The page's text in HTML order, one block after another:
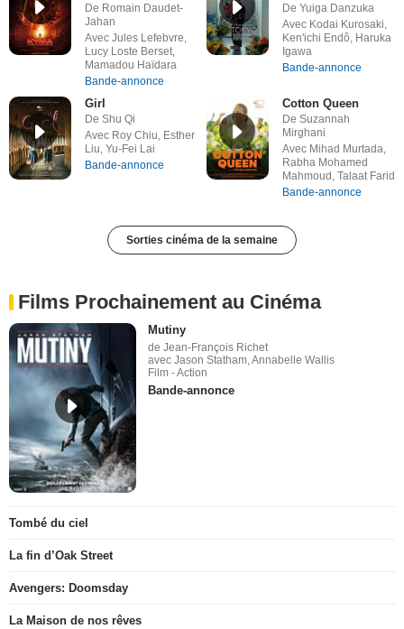
De Romain Daudet-
Jahan
Avec Jules Lefebvre,
Lucy Loste Berset,
Mamadou Haïdara
Bande-annonce
De Yuiga Danzuka
Avec Kodai Kurosaki,
Ken'ichi Endô, Haruka
Igawa
Bande-annonce
Girl
De Shu Qi
Avec Roy Chiu, Esther
Liu, Yu-Fei Lai
Bande-annonce
Cotton Queen
De Suzannah
Mirghani
Avec Mihad Murtada,
Rabha Mohamed
Mahmoud, Talaat Farid
Bande-annonce
Sorties cinéma de la semaine
Films Prochainement au Cinéma
Mutiny
de Jean-François Richet
avec Jason Statham, Annabelle Wallis
Film - Action
Bande-annonce
Tombé du ciel
La fin d’Oak Street
Avengers: Doomsday
La Maison de nos rêves